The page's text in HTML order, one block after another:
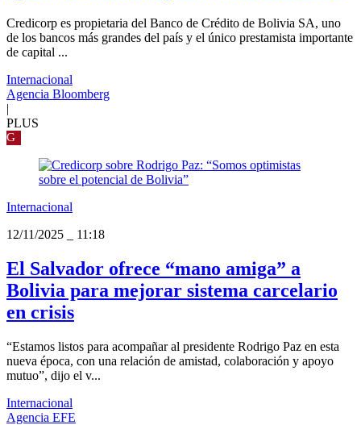
Credicorp es propietaria del Banco de Crédito de Bolivia SA, uno
de los bancos más grandes del país y el único prestamista importante
de capital ...
Internacional
Agencia Bloomberg
|
PLUS
G
Internacional
12/11/2025
11:18
El Salvador ofrece “mano amiga” a
Bolivia para mejorar sistema carcelario
en crisis
“Estamos listos para acompañar al presidente Rodrigo Paz en esta
nueva época, con una relación de amistad, colaboración y apoyo
mutuo”, dijo el v...
Internacional
Agencia EFE